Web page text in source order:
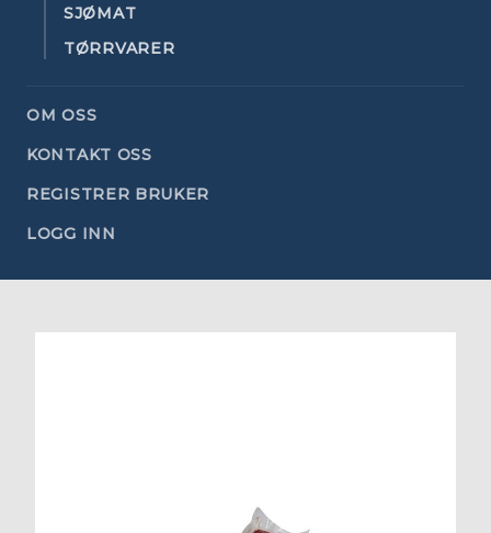
SJØMAT
TØRRVARER
OM OSS
KONTAKT OSS
REGISTRER BRUKER
LOGG INN